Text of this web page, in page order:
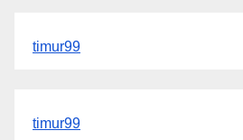
timur99
timur99